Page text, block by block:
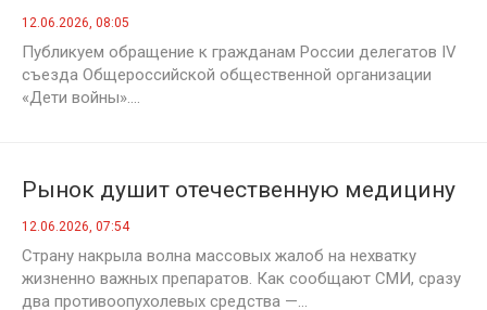
России делегатов IV съезда
Общероссийской общественной
организации «Дети войны»
12.06.2026, 08:05
Публикуем обращение к гражданам России делегатов IV
съезда Общероссийской общественной организации
«Дети войны»....
Рынок душит отечественную медицину
12.06.2026, 07:54
Страну накрыла волна массовых жалоб на нехватку
жизненно важных препаратов. Как сообщают СМИ, сразу
два противоопухолевых средства —...